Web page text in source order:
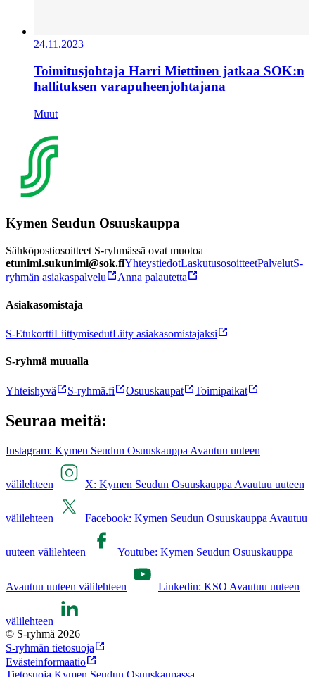
24.11.2023
Toimitusjohtaja Harri Miettinen jatkaa SOK:n
hallituksen varapuheenjohtajana
Muut
Kymen Seudun Osuuskauppa
Sähköpostiosoitteet S-ryhmässä ovat muotoa
etunimi.sukunimi@sok.fiYhteystiedotLaskutusosoitteetPalvelutS-
ryhmän asiakaspalvelu
Anna palautetta
Asiakasomistaja
S-EtukorttiLiittymisedutLiity asiakasomistajaksi
S-ryhmä muualla
Yhteishyvä S-ryhmä.fi Osuuskaupat Toimipaikat
Seuraa meitä:
Instagram: Kymen Seudun Osuuskauppa Avautuu uuteen
välilehteen X: Kymen Seudun Osuuskauppa Avautuu uuteen
välilehteen Facebook: Kymen Seudun Osuuskauppa Avautuu
uuteen välilehteen Youtube: Kymen Seudun Osuuskauppa
Avautuu uuteen välilehteen Linkedin: KSO Avautuu uuteen
välilehteen
© S-ryhmä 2026
S-ryhmän tietosuoja
Evästeinformaatio
Tietosuoja Kymen Seudun Osuuskaupassa